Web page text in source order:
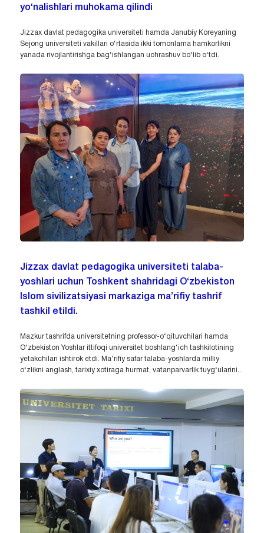
yo‘nalishlari muhokama qilindi
Jizzax davlat pedagogika universiteti hamda Janubiy Koreyaning
Sejong universiteti vakillari o‘rtasida ikki tomonlama hamkorlikni
yanada rivojlantirishga bag‘ishlangan uchrashuv bo‘lib o‘tdi.
Jizzax davlat pedagogika universiteti talaba-
yoshlari uchun Toshkent shahridagi O‘zbekiston
Islom sivilizatsiyasi markaziga ma’rifiy tashrif
tashkil etildi.
Mazkur tashrifda universitetning professor-o‘qituvchilari hamda
O‘zbekiston Yoshlar ittifoqi universitet boshlang‘ich tashkilotining
yetakchilari ishtirok etdi. Ma’rifiy safar talaba-yoshlarda milliy
o‘zlikni anglash, tarixiy xotiraga hurmat, vatanparvarlik tuyg‘ularini...